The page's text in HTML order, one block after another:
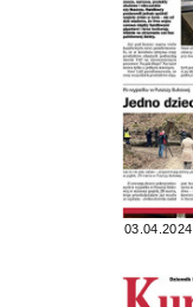
03.04.2024